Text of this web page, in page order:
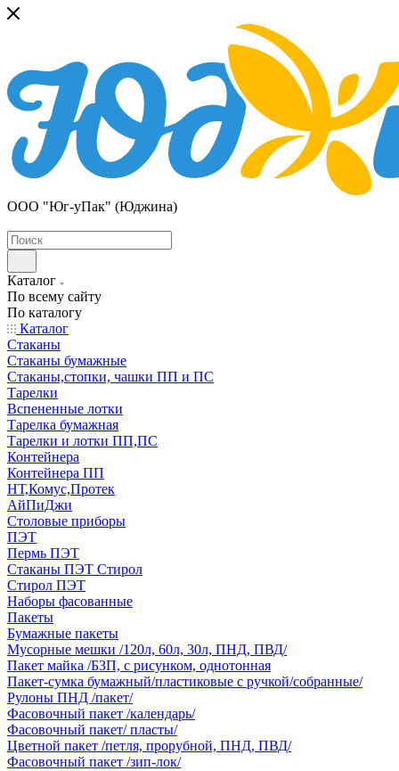
ООО "Юг-уПак" (Юджина)
Каталог
По всему сайту
По каталогу
Каталог
Стаканы
Стаканы бумажные
Стаканы,стопки, чашки ПП и ПС
Тарелки
Вспененные лотки
Тарелка бумажная
Тарелки и лотки ПП,ПС
Контейнера
Контейнера ПП
НТ,Комус,Протек
АйПиДжи
Столовые приборы
ПЭТ
Пермь ПЭТ
Стаканы ПЭТ Стирол
Стирол ПЭТ
Наборы фасованные
Пакеты
Бумажные пакеты
Мусорные мешки /120л, 60л, 30л, ПНД, ПВД/
Пакет майка /БЗП, с рисунком, однотонная
Пакет-сумка бумажный/пластиковые с ручкой/собранные/
Рулоны ПНД /пакет/
Фасовочный пакет /календарь/
Фасовочный пакет/ пласты/
Цветной пакет /петля, прорубной, ПНД, ПВД/
Фасовочный пакет /зип-лок/